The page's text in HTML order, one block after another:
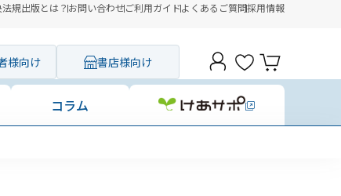
法規出版とは？お問い合わせご利用ガイドよくあるご質問採用情報
様向け 書店様向け
コラム